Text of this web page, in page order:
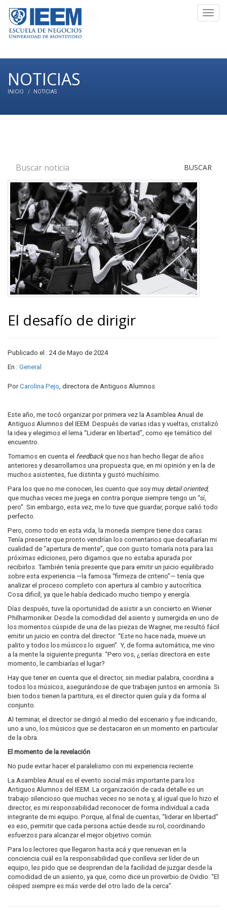
NOTICIAS
INICIO NOTICIAS
BUSCAR
El desafío de dirigir
Publicado el : 24 de Mayo de 2024
En : General
PorCarolina Pejo, directora de Antiguos Alumnos
Este año, me tocó organizar por primera vez la Asamblea Anual de
Antiguos Alumnos del IEEM. Después de varias idas y vueltas, cristalizó
la idea y elegimos el lema “Liderar en libertad”, como eje temático del
encuentro.
Tomamos en cuenta el feedbackque nos han hecho llegar de años
anteriores y desarrollamos una propuesta que, en mi opinión y en la de
muchos asistentes, fue distinta y gustó muchísimo.
Para los que no me conocen, les cuento que soy muy detail oriented,
que muchas veces me juega en contra porque siempre tengo un “sí,
pero”. Sin embargo, esta vez, me lo tuve que guardar, porque salió todo
perfecto.
Pero, como todo en esta vida, la moneda siempre tiene dos caras.
Tenía presente que pronto vendrían los comentarios que desafiarían mi
cualidad de “apertura de mente”, que con gusto tomaría nota para las
próximas ediciones, pero digamos que no estaba apurada por
recibirlos. También tenía presente que para emitir un juicio equilibrado
sobre esta experiencia —la famosa “firmeza de criterio”— tenía que
analizar el proceso completo con apertura al cambio y autocrítica.
Cosa dificíl, ya que le había dedicado mucho tiempo y energía.
Días después, tuve la oportunidad de asistir a un concierto en Wiener
Philharmoniker. Desde la comodidad del asiento y sumergida en uno de
los momentos cúspide de una de las piezas de Wagner, me resultó fácil
emitir un juicio en contra del director: “Este no hace nada, mueve un
palito y todos los músicos lo siguen”. Y, de forma automática, me vino
a la mente la siguiente pregunta: “Pero vos, ¿serías directora en este
momento, le cambiarías el lugar?
Hay que tener en cuenta que el director, sin mediar palabra, coordina a
todos los músicos, asegurándose de que trabajen juntos en armonía. Si
bien todos tienen la partitura, es el director quien guía y da forma al
conjunto.
Al terminar, el director se dirigió al medio del escenario y fue indicando,
uno a uno, los músicos que se destacaron en un momento en particular
de la obra.
El momento de la revelación
No pude evitar hacer el paralelismo con mi experiencia reciente.
La Asamblea Anual es el evento social más importante para los
Antiguos Alumnos del IEEM. La organización de cada detalle es un
trabajo silencioso que muchas veces no se nota y, al igual que lo hizo el
director, es mi responsabilidad reconocer de forma individual a cada
integrante de mi equipo. Porque, al final de cuentas, “liderar en libertad”
es eso, permitir que cada persona actúe desde su rol, coordinando
esfuerzos para alcanzar el mejor objetivo común.
Para los lectores que llegaron hasta acá y que renuevan en la
conciencia cuál es la responsabilidad que conlleva ser líder de un
equipo, les pido que se desprendan de la facilidad de juzgar desde la
comodidad de un asiento, ya que, como dice un proverbio de Ovidio: “El
césped siempre es más verde del otro lado de la cerca”.